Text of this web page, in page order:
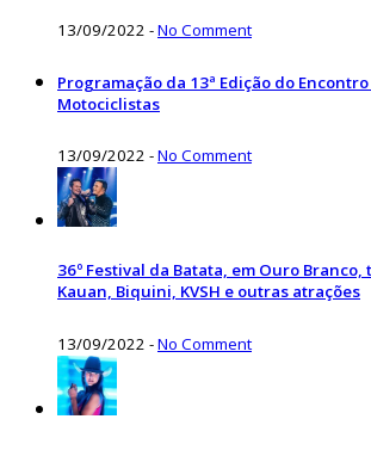
13/09/2022 -No Comment
Programação da 13ª Edição do
Motociclistas
13/09/2022 -No Comment
36º Festival da Batata, em Ouro
Kauan, Biquini, KVSH e outras atrações
13/09/2022 -No Comment